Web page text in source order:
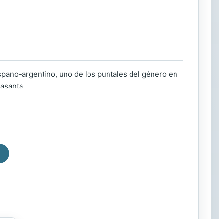
argentino, uno de los puntales del género en